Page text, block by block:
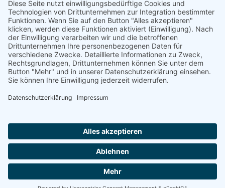
Weenermoor (1724 - 1928)
Peter Leemhuis, 2020
Ostfr. OSB 109, Dt. OSB 02.141
ISBN 978-3-934508-91-0
Zugang einrichten